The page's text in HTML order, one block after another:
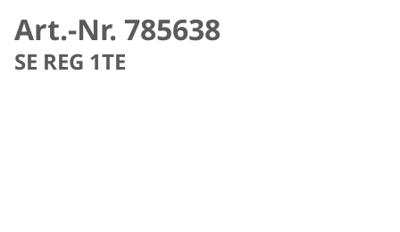
Art.-Nr. 785638
SE REG 1TE